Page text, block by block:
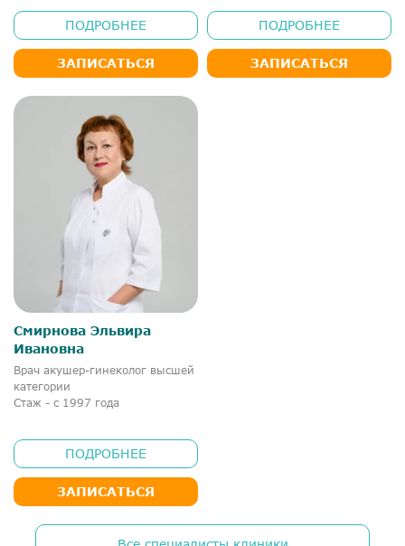
ПОДРОБНЕЕ
ЗАПИСАТЬСЯ
ПОДРОБНЕЕ
ЗАПИСАТЬСЯ
Смирнова Эльвира
Ивановна
Врач акушер-гинеколог высшей
категории
Стаж - с 1997 года
ПОДРОБНЕЕ
ЗАПИСАТЬСЯ